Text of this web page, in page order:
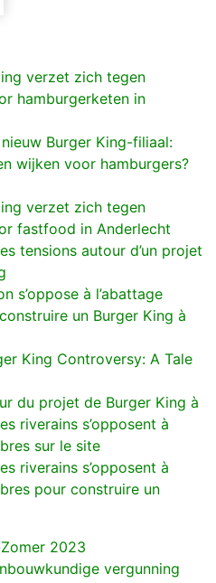
verzet zich tegen
hamburgerketen in
Burger King-filiaal:
wijken voor hamburgers?
verzet zich tegen
fastfood in Anderlecht
tensions autour d’un projet
s’oppose à l’abattage
un Burger King à
King Controversy: A Tale
du projet de Burger King à
riverains s’opposent à
sur le site
riverains s’opposent à
pour construire un
2023
vergunning